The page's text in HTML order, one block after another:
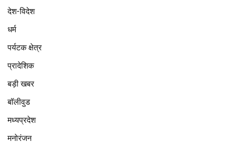
देश-विदेश
धर्म
पर्यटक क्षेत्र
प्रादेशिक
बड़ी खबर
बॉलीवुड
मध्यप्रदेश
मनोरंजन